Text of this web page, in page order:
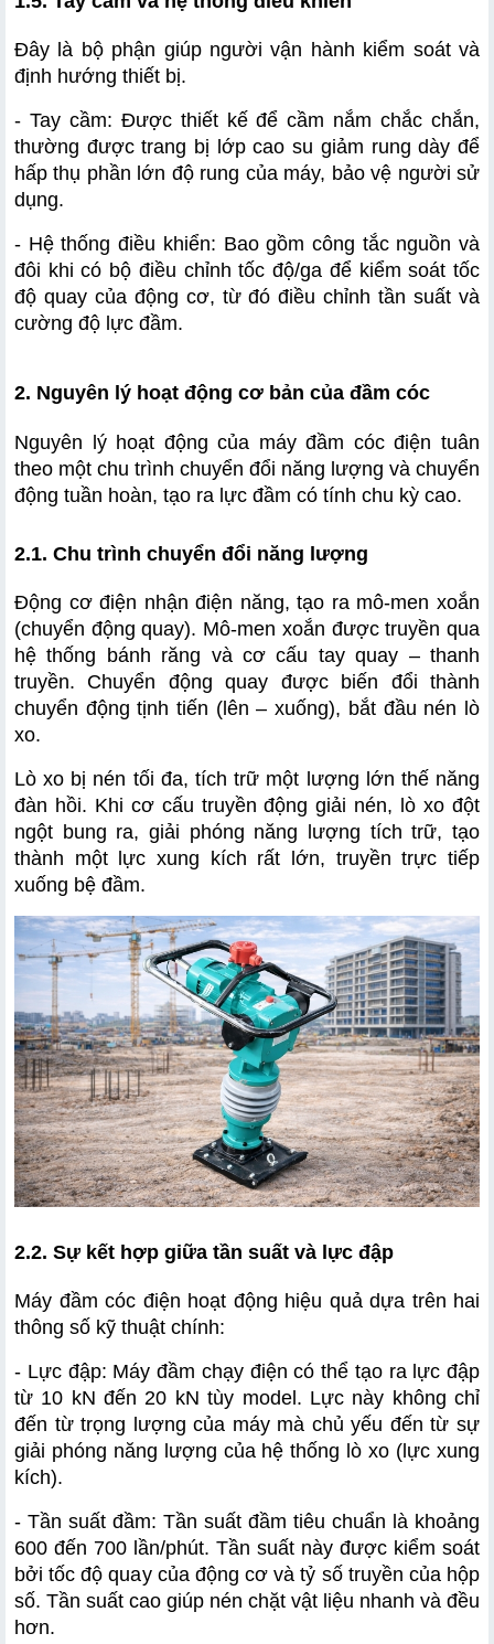
Đây là bộ phận giúp người vận hành kiểm soát và
định hướng thiết bị.
- Tay cầm: Được thiết kế để cầm nắm chắc chắn,
thường được trang bị lớp cao su giảm rung dày để
hấp thụ phần lớn độ rung của máy, bảo vệ người sử
dụng.
- Hệ thống điều khiển: Bao gồm công tắc nguồn và
đôi khi có bộ điều chỉnh tốc độ/ga để kiểm soát tốc
độ quay của động cơ, từ đó điều chỉnh tần suất và
cường độ lực đầm.
2. Nguyên lý hoạt động cơ bản của đầm cóc
Nguyên lý hoạt động của máy đầm cóc điện tuân
theo một chu trình chuyển đổi năng lượng và chuyển
động tuần hoàn, tạo ra lực đầm có tính chu kỳ cao.
2.1. Chu trình chuyển đổi năng lượng
Động cơ điện nhận điện năng, tạo ra mô-men xoắn
(chuyển động quay). Mô-men xoắn được truyền qua
hệ thống bánh răng và cơ cấu tay quay – thanh
truyền. Chuyển động quay được biến đổi thành
chuyển động tịnh tiến (lên – xuống), bắt đầu nén lò
xo.
Lò xo bị nén tối đa, tích trữ một lượng lớn thế năng
đàn hồi. Khi cơ cấu truyền động giải nén, lò xo đột
ngột bung ra, giải phóng năng lượng tích trữ, tạo
thành một lực xung kích rất lớn, truyền trực tiếp
xuống bệ đầm.
2.2. Sự kết hợp giữa tần suất và lực đập
Máy đầm cóc điện hoạt động hiệu quả dựa trên hai
thông số kỹ thuật chính:
- Lực đập: Máy đầm chạy điện có thể tạo ra lực đập
từ 10 kN đến 20 kN tùy model. Lực này không chỉ
đến từ trọng lượng của máy mà chủ yếu đến từ sự
giải phóng năng lượng của hệ thống lò xo (lực xung
kích).
- Tần suất đầm: Tần suất đầm tiêu chuẩn là khoảng
600 đến 700 lần/phút. Tần suất này được kiểm soát
bởi tốc độ quay của động cơ và tỷ số truyền của hộp
số. Tần suất cao giúp nén chặt vật liệu nhanh và đều
hơn.